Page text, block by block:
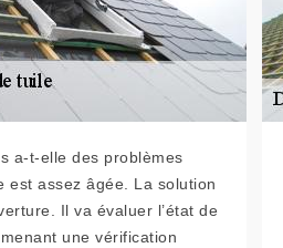
a-t-elle des problèmes
est assez âgée. La solution
Il va évaluer l’état de
une vérification